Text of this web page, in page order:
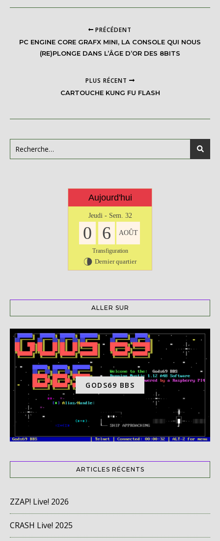
PRÉCÉDENT
PC ENGINE CORE GRAFX MINI, LA CONSOLE QUI NOUS
(RE)PLONGE DANS L’ÂGE D’OR DES 8BITS
PLUS RÉCENT
CARTOUCHE KUNG FU FLASH
Aujourd'hui
Jeudi - Sem. 32
0 6 AOÛT
Transfiguration
U Dernier quartier
ALLER SUR
GODS69 BBS
ARTICLES RÉCENTS
ZZAP! Live! 2026
CRASH Live! 2025